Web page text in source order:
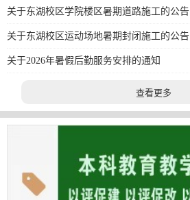
关于东湖校区学院楼区暑期道路施工的公告
关于东湖校区运动场地暑期封闭施工的公告
关于2026年暑假后勤服务安排的通知
查看更多